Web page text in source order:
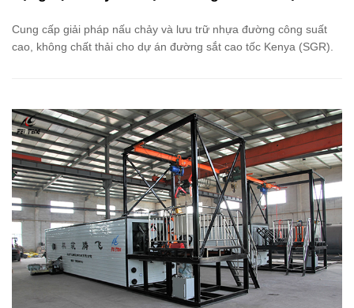
Cung cấp giải pháp nấu chảy và lưu trữ nhựa đường công suất
cao, không chất thải cho dự án đường sắt cao tốc Kenya (SGR).